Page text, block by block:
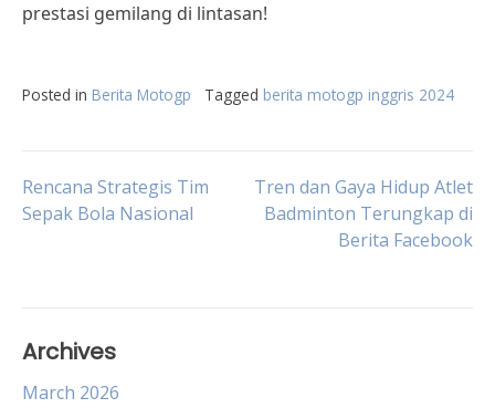
prestasi gemilang di lintasan!
Posted in Berita Motogp Tagged berita motogp inggris 2024
Post
Rencana Strategis Tim
Sepak Bola Nasional
Tren dan Gaya Hidup Atlet
Badminton Terungkap di
Berita Facebook
Archives
March 2026